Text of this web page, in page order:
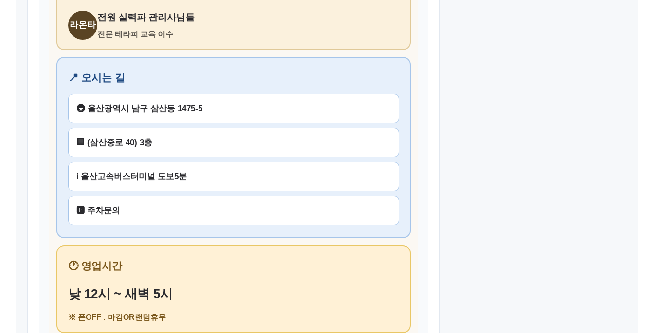
라온타
전원 실력파 관리사님들
전문 테라피 교육 이수
📍 오시는 길
🚇 울산광역시 남구 삼산동 1475-5
🏢 (삼산중로 40) 3층
ℹ️ 울산고속버스터미널 도보5분
🅿️ 주차문의
🕐 영업시간
낮 12시 ~ 새벽 5시
※ 폰OFF : 마감OR랜덤휴무